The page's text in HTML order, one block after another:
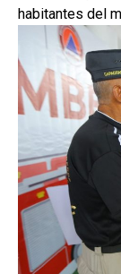
habitantes del